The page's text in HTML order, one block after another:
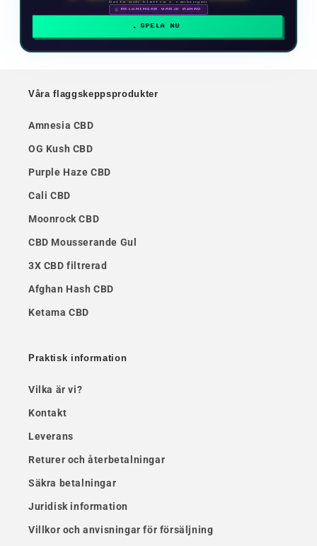
Delta och klättra i rankingen
🗓 BELÖNINGAR VARJE MÅNAD
SPELA NU
Våra flaggskeppsprodukter
Amnesia CBD
OG Kush CBD
Purple Haze CBD
Cali CBD
Moonrock CBD
CBD Mousserande Gul
3X CBD filtrerad
Afghan Hash CBD
Ketama CBD
Praktisk information
Vilka är vi?
Kontakt
Leverans
Returer och återbetalningar
Säkra betalningar
Juridisk information
Villkor och anvisningar för försäljning